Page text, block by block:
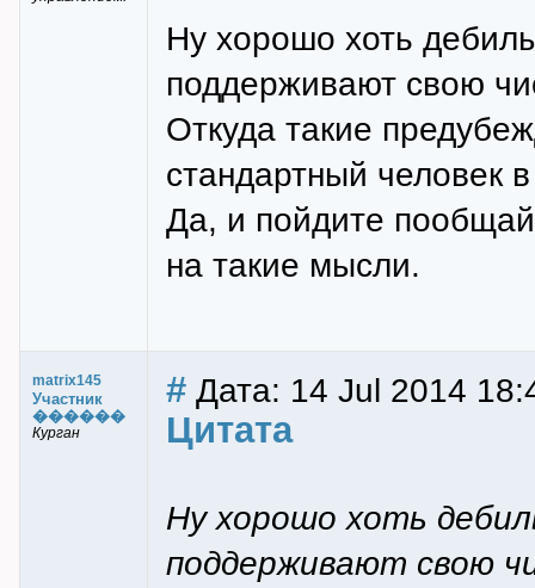
Ну хорошо хоть
поддерживают свою
Откуда такие
стандартный человек
Да, и пойдите
на такие мысли.
matrix145
Участник
������
Курган
# Дата: 14 Jul 2014
Цитата
Ну хорошо хоть
поддерживают свою